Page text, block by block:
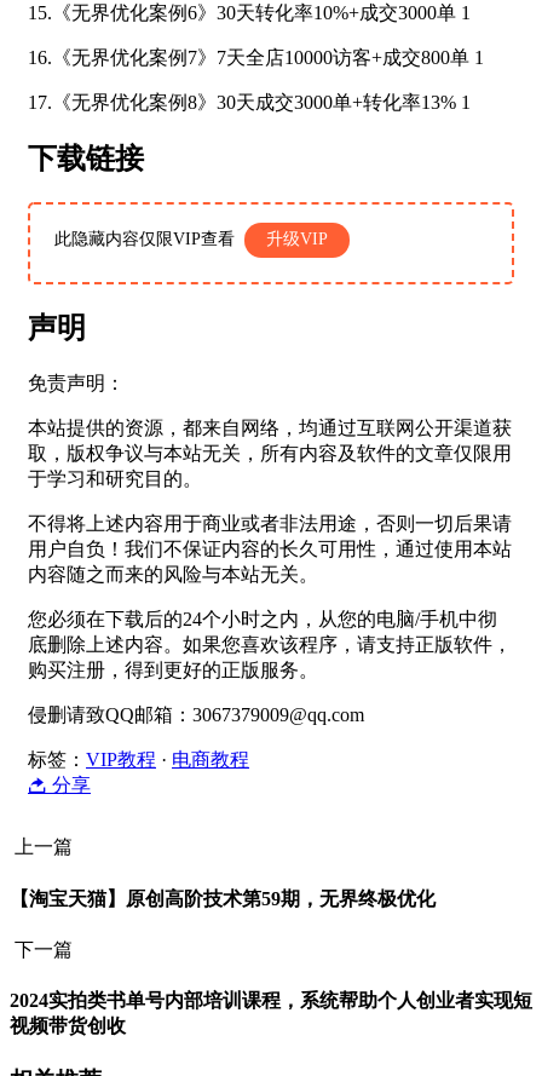
15.《无界优化案例6》30天转化率10%+成交3000单 1
16.《无界优化案例7》7天全店10000访客+成交800单 1
17.《无界优化案例8》30天成交3000单+转化率13% 1
下载链接
此隐藏内容仅限VIP查看 升级VIP
声明
免责声明：
本站提供的资源，都来自网络，均通过互联网公开渠道获
取，版权争议与本站无关，所有内容及软件的文章仅限用
于学习和研究目的。
不得将上述内容用于商业或者非法用途，否则一切后果请
用户自负！我们不保证内容的长久可用性，通过使用本站
内容随之而来的风险与本站无关。
您必须在下载后的24个小时之内，从您的电脑/手机中彻
底删除上述内容。如果您喜欢该程序，请支持正版软件，
购买注册，得到更好的正版服务。
侵删请致QQ邮箱：3067379009@qq.com
标签： VIP教程 · 电商教程
分享
上一篇
【淘宝天猫】原创高阶技术第59期，无界终极优化
下一篇
2024实拍类书单号内部培训课程，系统帮助个人创业者实现短
视频带货创收